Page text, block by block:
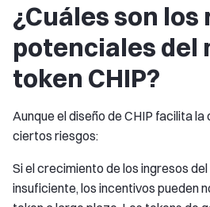
¿Cuáles son los
potenciales del
token CHIP?
Aunque el diseño de CHIP facilita
ciertos riesgos:
Si el crecimiento de los ingresos
insuficiente, los incentivos pueden